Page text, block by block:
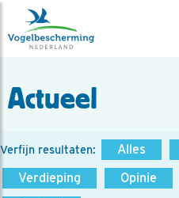
Actueel
Verfijn resultaten: Alles
Verdieping
Opinie